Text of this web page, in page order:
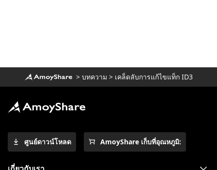
> บทความ > เคล็ดลับการแก้ไขแท็ก ID3
ศูนย์ดาวน์โหลด AmoyShare เก็บที่อุณหภูมิ: